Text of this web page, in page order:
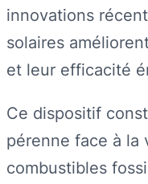
innovations
solaires
et leur efficacité
Ce dispositif
pérenne face à la
combustibles